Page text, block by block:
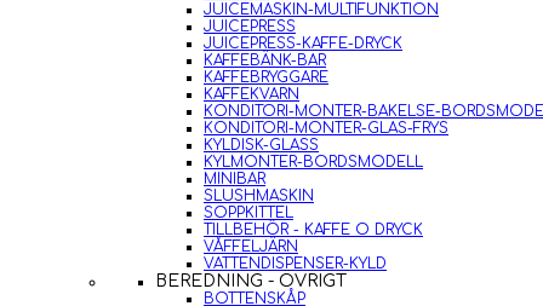
JUICEMASKIN-MULTIFUNKTION
JUICEPRESS
JUICEPRESS-KAFFE-DRYCK
KAFFEBÄNK-BAR
KAFFEBRYGGARE
KAFFEKVARN
KONDITORI-MONTER-BAKELSE-
KONDITORI-MONTER-GLAS-FRYS
KYLDISK-GLASS
KYLMONTER-BORDSMODELL
MINIBAR
SLUSHMASKIN
SOPPKITTEL
TILLBEHÖR - KAFFE O DRYCK
VÅFFELJÄRN
VATTENDISPENSER-KYLD
BEREDNING - ÖVRIGT
BOTTENSKÅP